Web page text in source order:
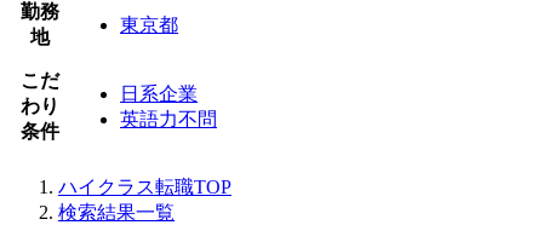
勤務
地
東京都
こだ
わり
条件
日系企業
英語力不問
ハイクラス転職TOP
検索結果一覧